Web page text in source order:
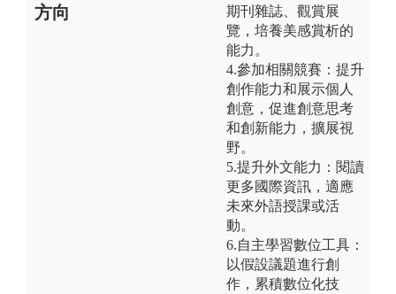
方向
期刊雜誌、觀賞展
覽，培養美感賞析的
能力。
4.參加相關競賽：提升
創作能力和展示個人
創意，促進創意思考
和創新能力，擴展視
野。
5.提升外文能力：閱讀
更多國際資訊，適應
未來外語授課或活
動。
6.自主學習數位工具：
以假設議題進行創
作，累積數位化技